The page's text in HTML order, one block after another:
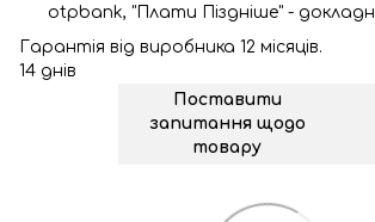
otpbank, "Плати Піздніше" -
Гарантія від виробника 12 місяців.
14 днів
Поставити
запитання щодо
товару